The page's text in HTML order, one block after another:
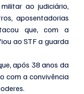
ao judiciário,
aposentadorias
que, com a
ao STF a guarda
após 38 anos da
com a convivência